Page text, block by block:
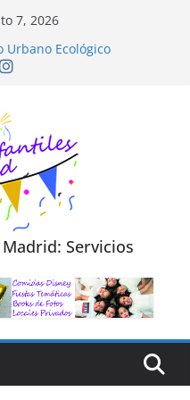
7, 2026
Urbano Ecológico
LA NATURALEZA
y Reciclaje de Prendas
Servicios